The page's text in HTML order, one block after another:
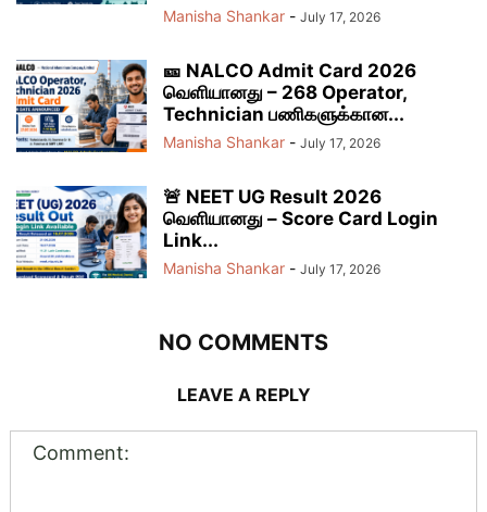
Manisha Shankar - July 17, 2026
🎫 NALCO Admit Card 2026
வெளியானது – 268 Operator,
Technician பணிகளுக்கான...
Manisha Shankar - July 17, 2026
🚨 NEET UG Result 2026
வெளியானது – Score Card Login
Link...
Manisha Shankar - July 17, 2026
NO COMMENTS
LEAVE A REPLY